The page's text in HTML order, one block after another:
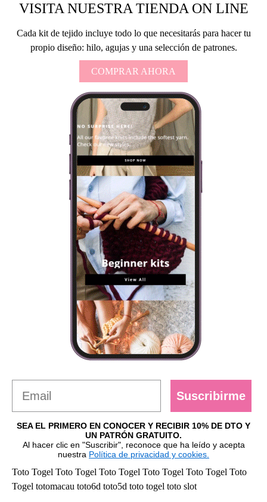
VISITA NUESTRA TIENDA ON LINE
Cada kit de tejido incluye todo lo que necesitarás para hacer tu
propio diseño: hilo, agujas y una selección de patrones.
COMPRAR AHORA
Suscribirme
SEA EL PRIMERO EN CONOCER Y RECIBIR 10% DE DTO Y
UN PATRÓN GRATUITO.
Al hacer clic en "Suscribir", reconoce que ha leído y acepta
nuestra Política de privacidad y cookies.
Toto Togel Toto Togel Toto Togel Toto Togel Toto Togel Toto
Togel totomacau toto6d toto5d toto togel toto slot